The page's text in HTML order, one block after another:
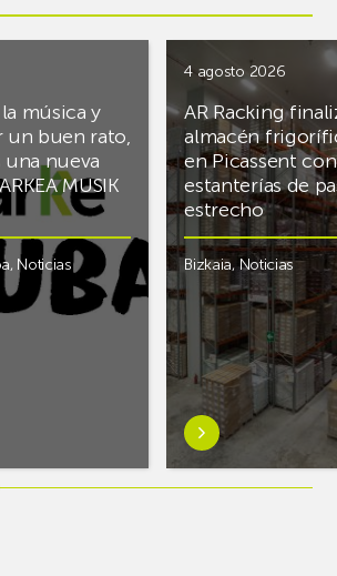
música y
un buen rato,
nueva
MUSIK
, Noticias
4 agosto 2026
AR Racking
almacén
en Picassent con
estanterías de
estrecho
Bizkaia,Noticias
Saber
más